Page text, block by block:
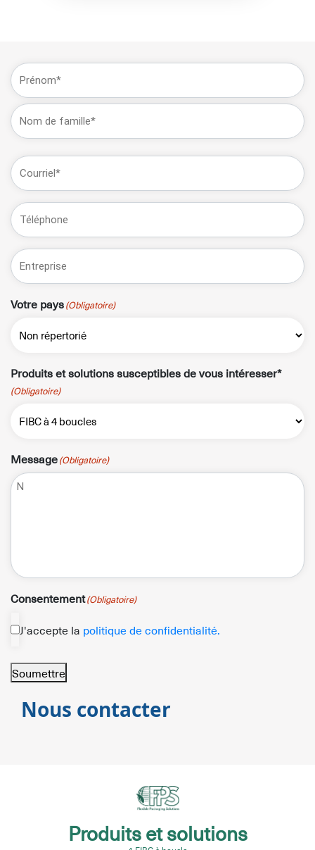
Nom
Prénom
E-
mail(Obligatoire)
Téléphone
Entreprise*
Votre pays(Obligatoire)
Produits et solutions susceptibles de vous intéresser*
(Obligatoire)
Message(Obligatoire)
Consentement(Obligatoire)
J'accepte la politique de confidentialité.
Soumettre
Nous contacter
Produits et solutions